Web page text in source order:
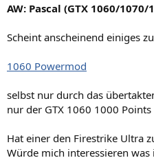
AW: Pascal (GTX 1060/
Scheint anscheinend einiges
1060 Powermod
selbst nur durch das
nur der GTX 1060 1000
Hat einer den Firestrike Ultra
Würde mich interessieren